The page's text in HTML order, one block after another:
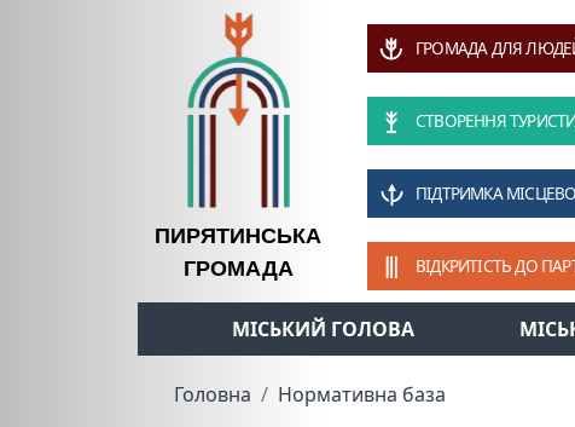
ПИРЯТИНСЬКА
ГРОМАДА
ГРОМАДА ДЛЯ
СТВОРЕННЯ
ПІДТРИМКА
ВІДКРИТІСТЬ ДО
МІСЬКИЙ ГОЛОВА
Головна Нормативна база